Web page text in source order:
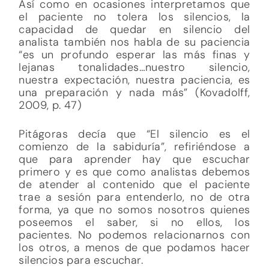
Así como en ocasiones interpretamos que
el paciente no tolera los silencios, la
capacidad de quedar en silencio del
analista también nos habla de su paciencia
“es un profundo esperar las más finas y
lejanas tonalidades…nuestro silencio,
nuestra expectación, nuestra paciencia, es
una preparación y nada más” (Kovadolff,
2009, p. 47)
Pitágoras decía que “El silencio es el
comienzo de la sabiduría”, refiriéndose a
que para aprender hay que escuchar
primero y es que como analistas debemos
de atender al contenido que el paciente
trae a sesión para entenderlo, no de otra
forma, ya que no somos nosotros quienes
poseemos el saber, si no ellos, los
pacientes. No podemos relacionarnos con
los otros, a menos de que podamos hacer
silencios para escuchar.